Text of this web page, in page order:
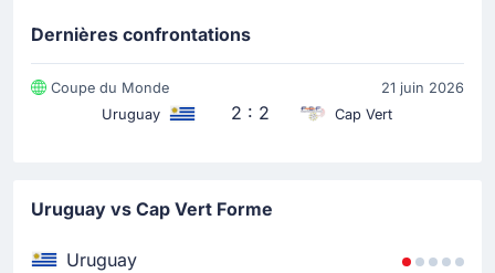
Le début du match
Dernières confrontations
Coupe du Monde
21 juin 2026
Uruguay
2 : 2 Cap Vert
Uruguay vs Cap Vert Forme
Uruguay